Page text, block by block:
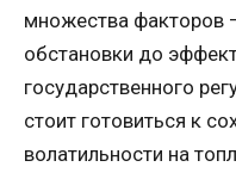
множества факторов
обстановки до
государственного
стоит готовиться к
волатильности на